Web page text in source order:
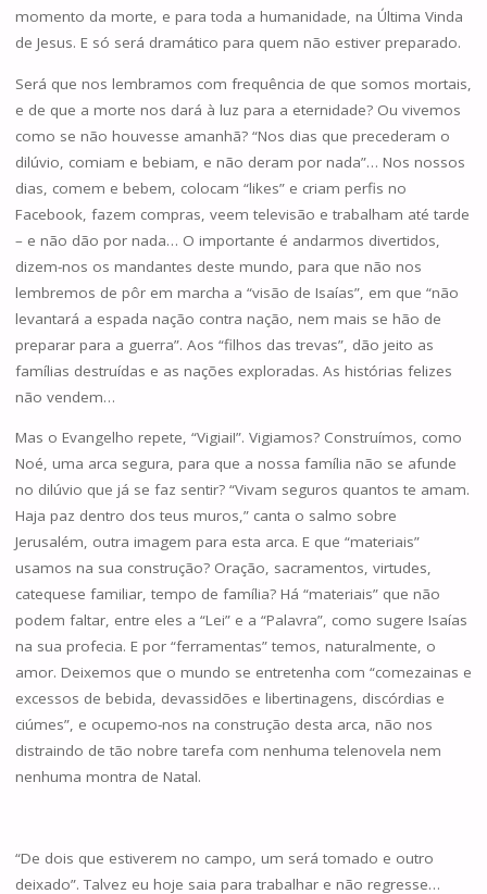
momento da morte, e para toda a humanidade, na Última Vinda
de Jesus. E só será dramático para quem não estiver preparado.
Será que nos lembramos com frequência de que somos mortais,
e de que a morte nos dará à luz para a eternidade? Ou vivemos
como se não houvesse amanhã? “Nos dias que precederam o
dilúvio, comiam e bebiam, e não deram por nada”… Nos nossos
dias, comem e bebem, colocam “likes” e criam perfis no
Facebook, fazem compras, veem televisão e trabalham até tarde
– e não dão por nada… O importante é andarmos divertidos,
dizem-nos os mandantes deste mundo, para que não nos
lembremos de pôr em marcha a “visão de Isaías”, em que “não
levantará a espada nação contra nação, nem mais se hão de
preparar para a guerra”. Aos “filhos das trevas”, dão jeito as
famílias destruídas e as nações exploradas. As histórias felizes
não vendem…
Mas o Evangelho repete, “Vigiai!”. Vigiamos? Construímos, como
Noé, uma arca segura, para que a nossa família não se afunde
no dilúvio que já se faz sentir? “Vivam seguros quantos te amam.
Haja paz dentro dos teus muros,” canta o salmo sobre
Jerusalém, outra imagem para esta arca. E que “materiais”
usamos na sua construção? Oração, sacramentos, virtudes,
catequese familiar, tempo de família? Há “materiais” que não
podem faltar, entre eles a “Lei” e a “Palavra”, como sugere Isaías
na sua profecia. E por “ferramentas” temos, naturalmente, o
amor. Deixemos que o mundo se entretenha com “comezainas e
excessos de bebida, devassidões e libertinagens, discórdias e
ciúmes”, e ocupemo-nos na construção desta arca, não nos
distraindo de tão nobre tarefa com nenhuma telenovela nem
nenhuma montra de Natal.
“De dois que estiverem no campo, um será tomado e outro
deixado”. Talvez eu hoje saia para trabalhar e não regresse…